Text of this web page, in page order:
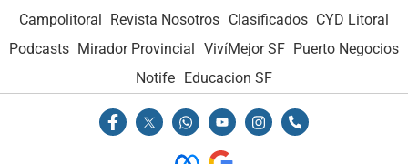
Campolitoral Revista Nosotros Clasificados CYD Litoral
Podcasts Mirador Provincial VivíMejor SF Puerto Negocios
Notife Educacion SF